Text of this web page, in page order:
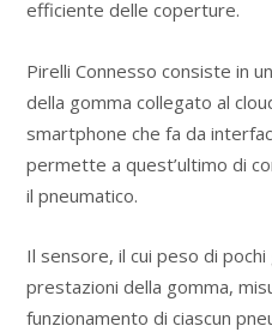
efficiente delle coperture.
Pirelli Connesso consiste in
della gomma collegato al
smartphone che fa da
permette a quest’ultimo di
il pneumatico.
Il sensore, il cui peso di
prestazioni della gomma,
funzionamento di ciascun